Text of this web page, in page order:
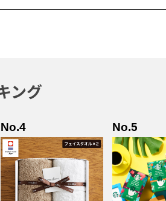
機会です。 この記事では、出産の内祝い
ング